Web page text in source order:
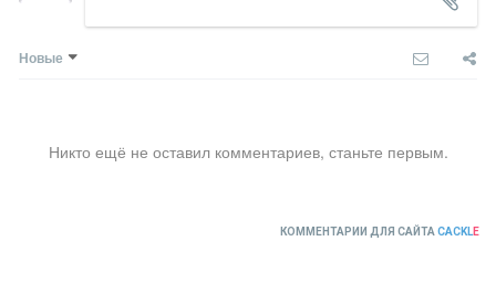
Новые
Никто ещё не оставил комментариев, станьте первым.
КОММЕНТАРИИ ДЛЯ САЙТА CACKLE